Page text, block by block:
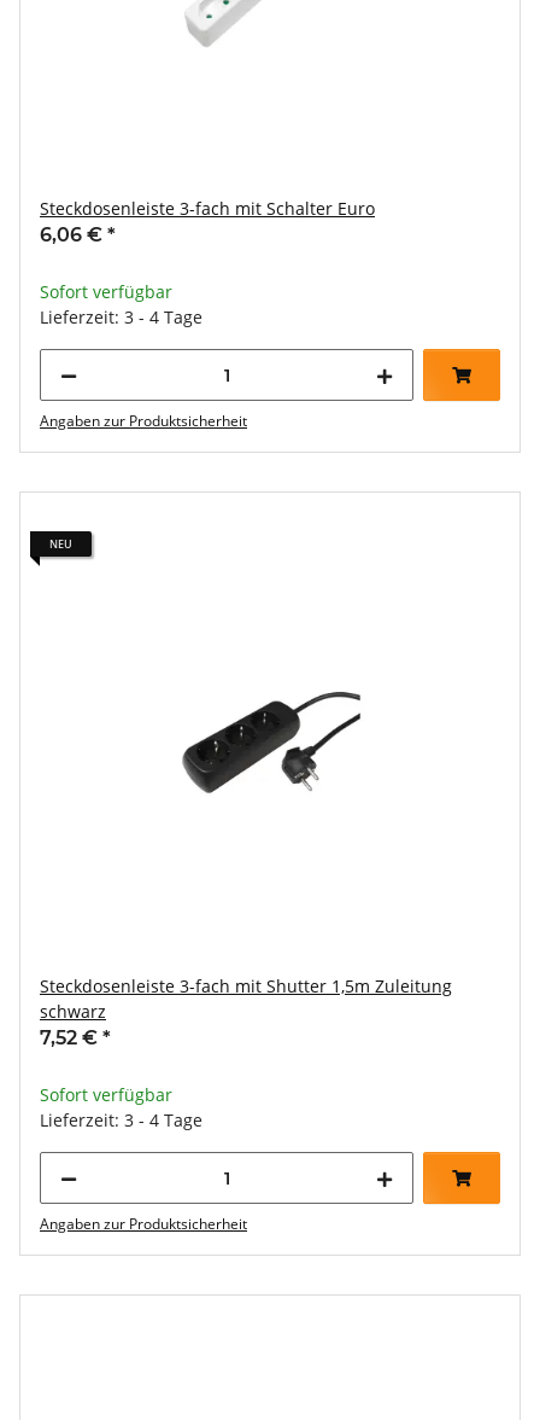
Steckdosenleiste 3-fach mit Schalter Euro
6,06 € *
Sofort verfügbar
Lieferzeit: 3 - 4 Tage
Angaben zur Produktsicherheit
NEU
Steckdosenleiste 3-fach mit Shutter 1,5m Zuleitung
schwarz
7,52 € *
Sofort verfügbar
Lieferzeit: 3 - 4 Tage
Angaben zur Produktsicherheit